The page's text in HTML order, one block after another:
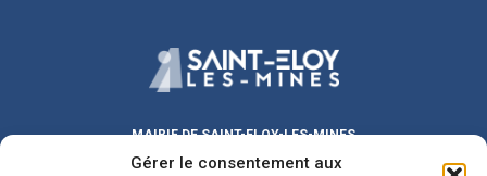
Gérer le consentement aux
MAIRIE DE SAINT-ELOY-LES-MINES
Place Michel DUVAL